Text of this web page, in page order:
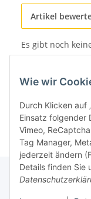
Wie wir
Durch Klicken auf
Einsatz folgender
Vimeo,
Tag Manager,
jederzeit ändern
Details finden Sie
Artikel
Es gibt noch